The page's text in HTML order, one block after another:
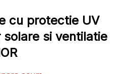
cu protectie UV
si ventilatie